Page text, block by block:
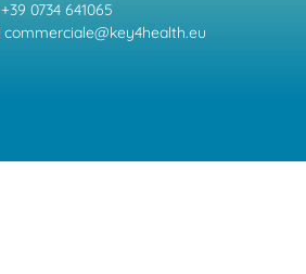
+39 0734 641065
commerciale@key4health.eu